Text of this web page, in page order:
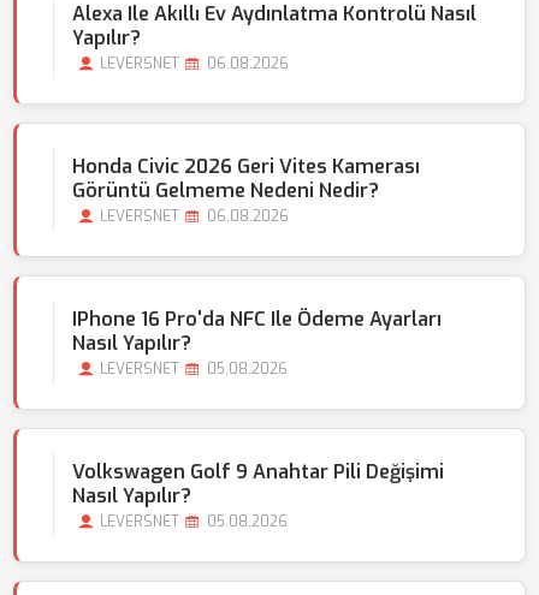
Alexa Ile Akıllı Ev Aydınlatma Kontrolü Nasıl
Yapılır?
LEVERSNET 06.08.2026
Honda Civic 2026 Geri Vites Kamerası
Görüntü Gelmeme Nedeni Nedir?
LEVERSNET 06.08.2026
IPhone 16 Pro'da NFC Ile Ödeme Ayarları
Nasıl Yapılır?
LEVERSNET 05.08.2026
Volkswagen Golf 9 Anahtar Pili Değişimi
Nasıl Yapılır?
LEVERSNET 05.08.2026